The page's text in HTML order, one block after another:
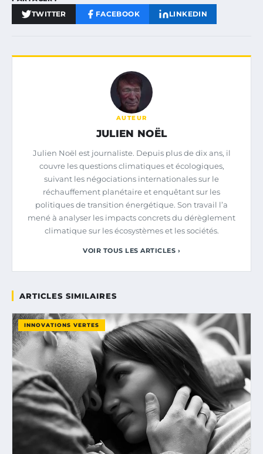
TWITTER FACEBOOK LINKEDIN
AUTEUR
JULIEN NOËL
Julien Noël est journaliste. Depuis plus de dix ans, il
couvre les questions climatiques et écologiques,
suivant les négociations internationales sur le
réchauffement planétaire et enquêtant sur les
politiques de transition énergétique. Son travail l’a
mené à analyser les impacts concrets du dérèglement
climatique sur les écosystèmes et les sociétés.
VOIR TOUS LES ARTICLES ›
ARTICLES SIMILAIRES
INNOVATIONS VERTES